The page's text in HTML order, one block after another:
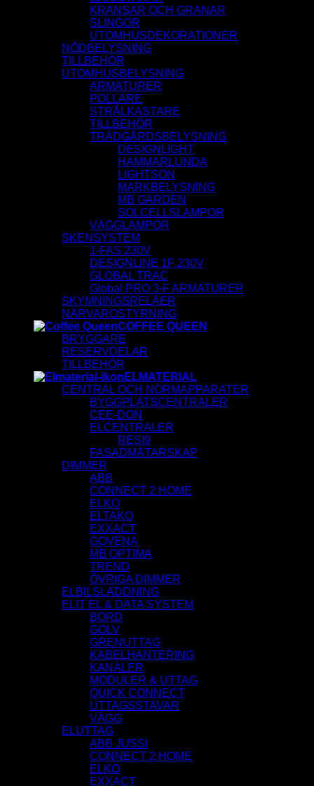
KRANSAR OCH GRANAR
SLINGOR
UTOMHUSDEKORATIONER
NÖDBELYSNING
TILLBEHÖR
UTOMHUSBELYSNING
ARMATURER
POLLARE
STRÅLKASTARE
TILLBEHÖR
TRÄDGÅRDSBELYSNING
DESIGNLIGHT
HAMMARLUNDA
LIGHTSON
MARKBELYSNING
MB GARDEN
SOLCELLSLAMPOR
VÄGGLAMPOR
SKENSYSTEM
1-FAS 230V
DESIGNLINE 1F 230V
GLOBAL TRAC
Global PRO 3-F ARMATURER
SKYMNINGSRELÄER
NÄRVAROSTYRNING
COFFEE QUEEN
BRYGGARE
RESERVDELAR
TILLBEHÖR
ELMATERIAL
CENTRAL OCH NORMAPPARATER
BYGGPLATSCENTRALER
CEE-DON
ELCENTRALER
RESI9
FASADMÄTARSKAP
DIMMER
ABB
CONNECT 2 HOME
ELKO
ELTAKO
EXXACT
GOVENA
MB OPTIMA
TREND
ÖVRIGA DIMMER
ELBILSLADDNING
ELIT EL & DATA SYSTEM
BORD
GOLV
GRENUTTAG
KABELHANTERING
KANALER
MODULER & UTTAG
QUICK CONNECT
UTTAGSSTAVAR
VÄGG
ELUTTAG
ABB JUSSI
CONNECT 2 HOME
ELKO
EXXACT